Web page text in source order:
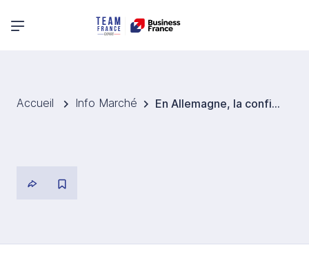
Menu principal
Accueil Info Marché En Allemagne, la confiance des internautes face aux contenus générés par l’IA reste largement surestimée